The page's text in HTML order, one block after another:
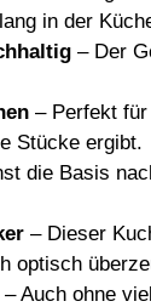
in der
– Der
– Perfekt
Stücke ergibt.
die Basis
– Dieser
optisch
– Auch ohne